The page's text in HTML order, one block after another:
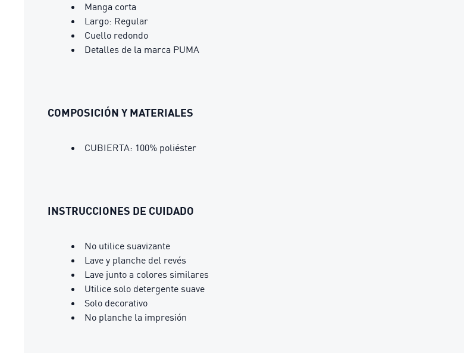
Manga corta
Largo: Regular
Cuello redondo
Detalles de la marca PUMA
COMPOSICIÓN Y MATERIALES
CUBIERTA: 100% poliéster
INSTRUCCIONES DE CUIDADO
No utilice suavizante
Lave y planche del revés
Lave junto a colores similares
Utilice solo detergente suave
Solo decorativo
No planche la impresión